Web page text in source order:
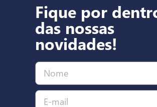
Fique por
das nossas
novidades!